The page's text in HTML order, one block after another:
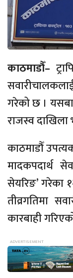
काठमाडौँ–
गरेको छ ।
राजस्व
काठमाडौँ
मादकपदार्थ
सेयरिङ’ गरेका
तीव्रगतिमा
कारबाही